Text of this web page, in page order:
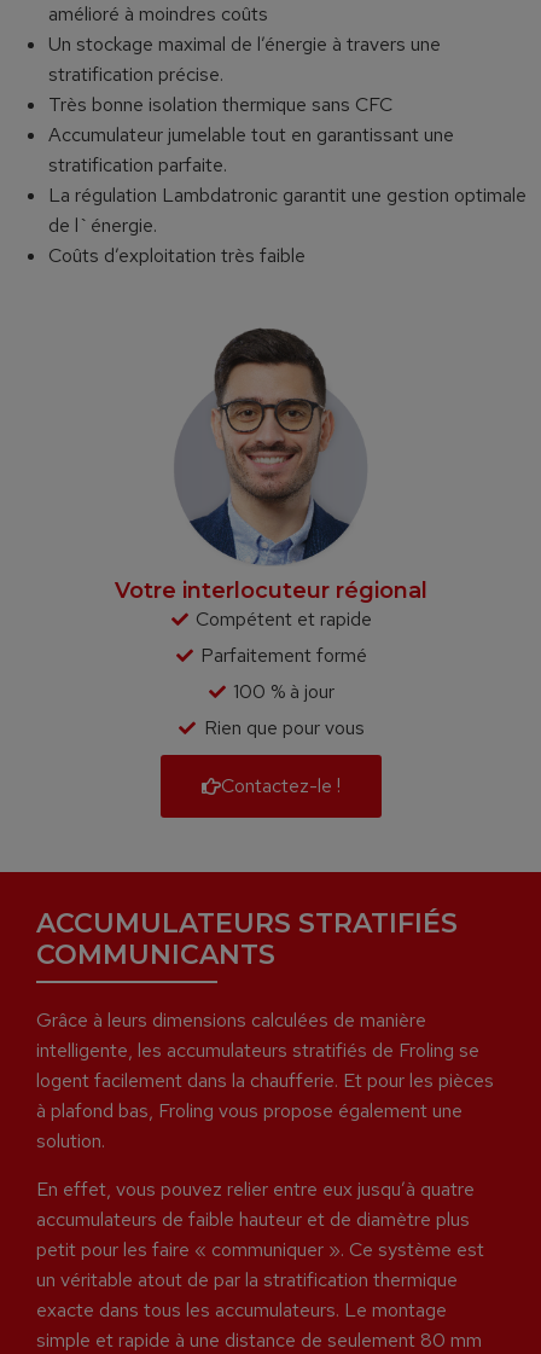
amélioré à moindres coûts
Un stockage maximal de l’énergie à travers une
stratification précise.
Très bonne isolation thermique sans CFC
Accumulateur jumelable tout en garantissant une
stratification parfaite.
La régulation Lambdatronic garantit une gestion optimale
de l`énergie.
Coûts d’exploitation très faible
Votre interlocuteur régional
Compétent et rapide
Parfaitement formé
100 % à jour
Rien que pour vous
Contactez-le !
ACCUMULATEURS STRATIFIÉS
COMMUNICANTS
Grâce à leurs dimensions calculées de manière
intelligente, les accumulateurs stratifiés de Froling se
logent facilement dans la chaufferie. Et pour les pièces
à plafond bas, Froling vous propose également une
solution.
En effet, vous pouvez relier entre eux jusqu’à quatre
accumulateurs de faible hauteur et de diamètre plus
petit pour les faire « communiquer ». Ce système est
un véritable atout de par la stratification thermique
exacte dans tous les accumulateurs. Le montage
simple et rapide à une distance de seulement 80 mm